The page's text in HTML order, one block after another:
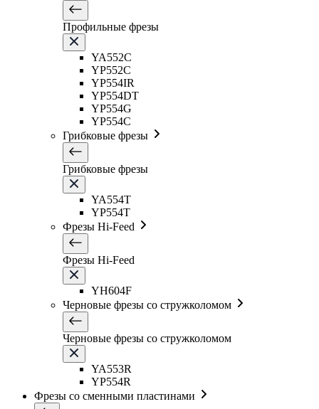
Профильные фрезы
YA552C
YP552C
YP554IR
YP554DT
YP554G
YP554C
Грибковые фрезы
Грибковые фрезы
YA554T
YP554T
Фрезы Hi-Feed
Фрезы Hi-Feed
YH604F
Черновые фрезы со стружколомом
Черновые фрезы со стружколомом
YA553R
YP554R
Фрезы со сменными пластинами